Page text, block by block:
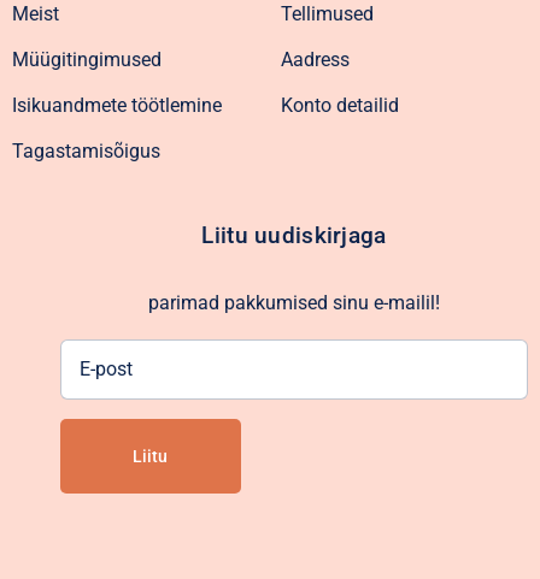
Meist
Müügitingimused
Isikuandmete töötlemine
Tagastamisõigus
Tellimused
Aadress
Konto detailid
Liitu uudiskirjaga
parimad pakkumised sinu e-mailil!